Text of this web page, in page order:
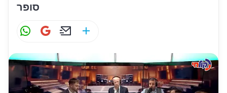
סופר
W
at
s
G
ai
l
E
ai
l
ar
e